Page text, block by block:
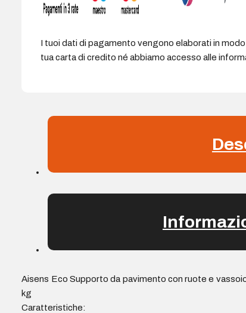
I tuoi dati di pagamento vengono elaborati in
tua carta di credito né abbiamo accesso alle
Aisens Eco Supporto da pavimento con ruote e
kg
Caratteristiche: